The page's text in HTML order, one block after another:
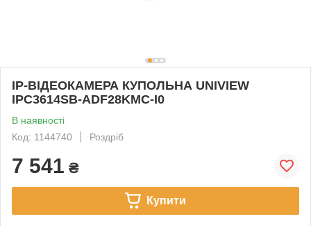
IP-ВІДЕОКАМЕРА КУПОЛЬНА UNIVIEW
IPC3614SB-ADF28KMC-I0
В наявності
Код: 1144740
Роздріб
7 541 ₴
Купити